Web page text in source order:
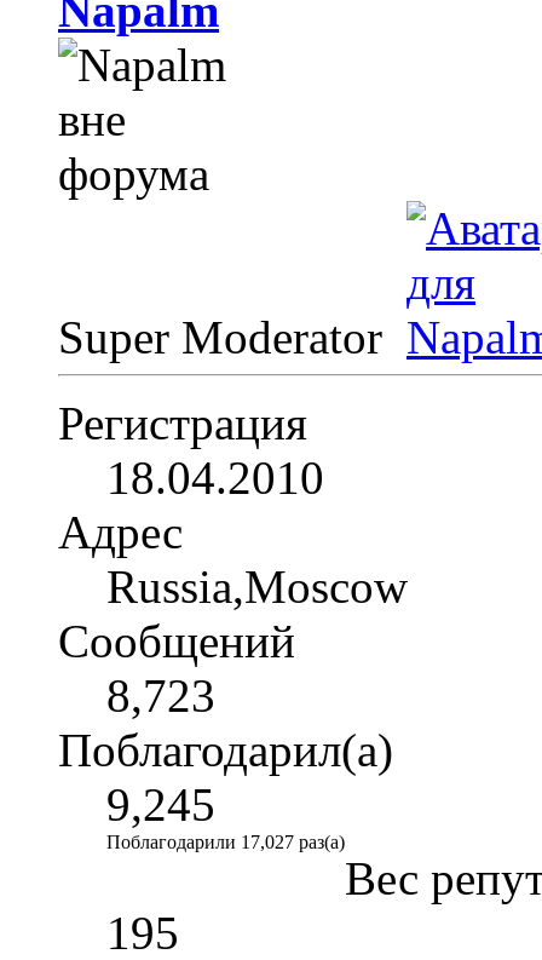
Super Moderator
Регистрация
18.04.2010
Адрес
Russia,Moscow
Сообщений
8,723
Поблагодарил(а)
9,245
Поблагодарили 17,027 раз(а)
Вес
195